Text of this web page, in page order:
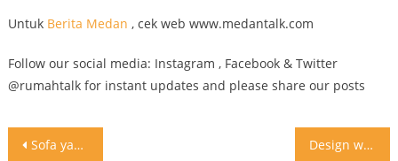
Untuk Berita Medan , cek web www.medantalk.com
Follow our social media: Instagram , Facebook & Twitter
@rumahtalk for instant updates and please share our posts
Post
Sofa yang besar ini terlihat nyaman sekali yah! Lebih nyaman Design wastafel yang unik dan futuristic . #inspirasi #design #washbasin